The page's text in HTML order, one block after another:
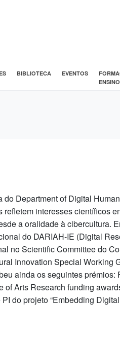
BIBLIOTECA EVENTOS
ENSINO
do Department of Digital
refletem interesses científicos
a oralidade à cibercultura.
do DARIAH-IE (Digital
no Scientific Committee do
Innovation Special Working
ainda os seguintes
of Arts Research funding
do projeto “Embedding